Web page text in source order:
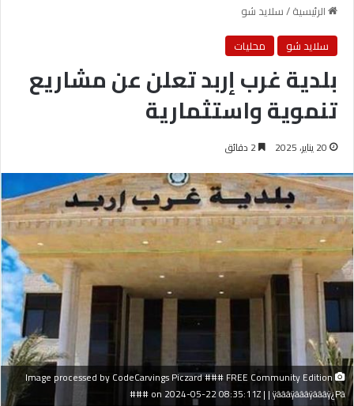
الرئيسية/سلايد شو
سلايد شو
محليات
بلدية غرب إربد تعلن عن مشاريع
تنموية واستثمارية
20 يناير، 2025
Image processed by CodeCarvings Piczard ### FREE Community Edition
### on 2024-05-22 08:35:11Z | | ÿâââÿâââÿâââÿ¿Pâ